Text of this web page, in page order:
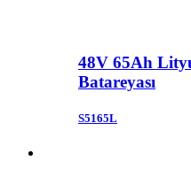
48V 65Ah
Batareyası
S5165L